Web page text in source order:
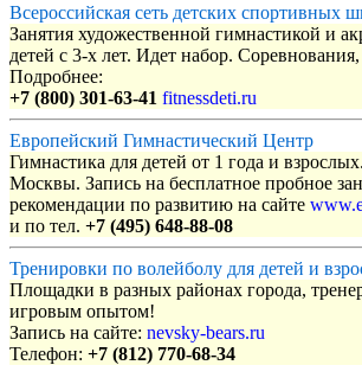
Всероссийская сеть детских спортивных
Занятия художественной гимнастикой и
детей с 3-х лет. Идет набор.
Подробнее:
+7 (800) 301-63-41 fitnessdeti.ru
Европейский Гимнастический Центр
Гимнастика для детей от 1 года и
Москвы. Запись на бесплатное пробное
рекомендации по развитию на сайте
и по тел. +7 (495) 648-88-08
Тренировки по волейболу для детей и
Площадки в разных районах города,
игровым опытом!
Запись на сайте: nevsky-bears.ru
Телефон: +7 (812) 770-68-34